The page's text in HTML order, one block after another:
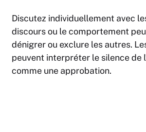
Discutez individuellement avec
discours ou le comportement
dénigrer ou exclure les autres.
peuvent interpréter le silence de
comme une approbation.